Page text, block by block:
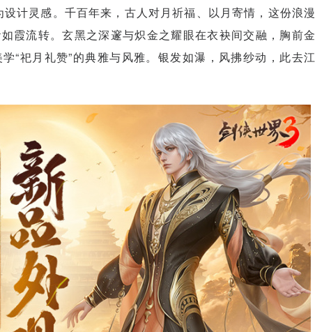
设计灵感。千百年来，古人对月祈福、以月寄情，这份浪漫
流转。玄黑之深邃与炽金之耀眼在衣袂间交融，胸前金
“祀月礼赞”的典雅与风雅。银发如瀑，风拂纱动，此去江